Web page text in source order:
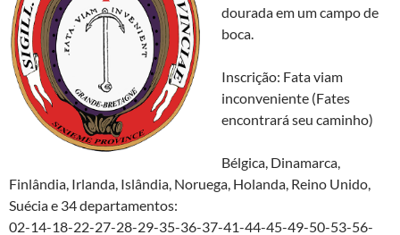
dourada em um campo de
boca.
Inscrição: Fata viam
inconveniente (Fates
encontrará seu caminho)
Bélgica, Dinamarca,
Finlândia, Irlanda, Islândia, Noruega, Holanda, Reino Unido,
Suécia e 34 departamentos:
02-14-18-22-27-28-29-35-36-37-41-44-45-49-50-53-56-